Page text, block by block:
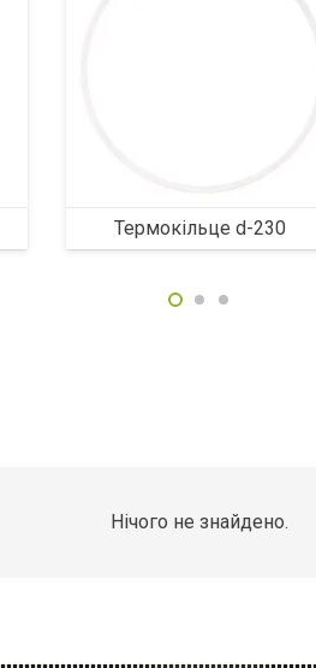
Термокільце d-230
Нічого не знайдено.